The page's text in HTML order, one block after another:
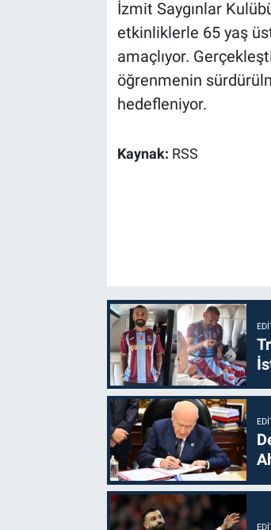
İzmit Saygınlar
etkinliklerle 65 yaş
amaçlıyor.
öğrenmenin
hedefleniyor.
Kaynak: RSS